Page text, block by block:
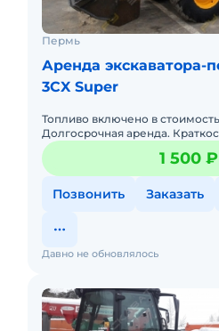
Пермь
Аренда экскаватора-
3CX Super
Топливо включено в
Долгосрочная аренда.
с малой наработкой. Предлагаем экскаваторы
погрузчики JCB 3CX SU1 500 ₽
Позвонить Заказать
Давно не обновлялось